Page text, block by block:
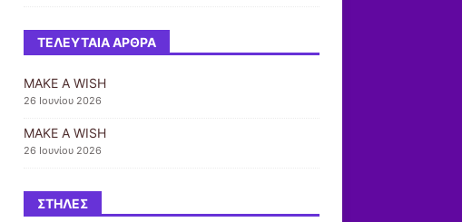
ΤΕΛΕΥΤΑΊΑ ΆΡΘΡΑ
MAKE A WISH
26 Ιουνίου 2026
MAKE A WISH
26 Ιουνίου 2026
ΣΤΉΛΕΣ